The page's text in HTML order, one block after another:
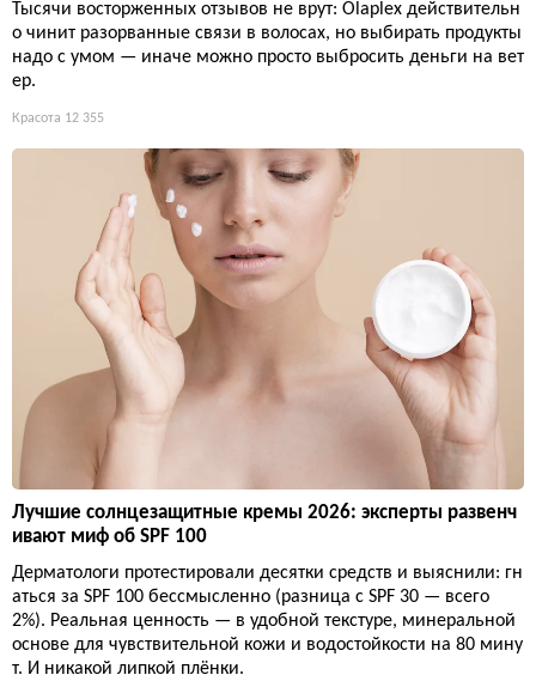
Тысячи восторженных отзывов не врут: Olaplex действительн
о чинит разорванные связи в волосах, но выбирать продукты
надо с умом — иначе можно просто выбросить деньги на вет
ер.
Красота 12 355
Лучшие солнцезащитные кремы 2026: эксперты развенч
ивают миф об SPF 100
Дерматологи протестировали десятки средств и выяснили: гн
аться за SPF 100 бессмысленно (разница с SPF 30 — всего
2%). Реальная ценность — в удобной текстуре, минеральной
основе для чувствительной кожи и водостойкости на 80 мину
т. И никакой липкой плёнки.